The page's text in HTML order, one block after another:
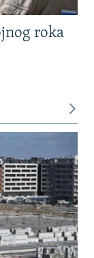
roka